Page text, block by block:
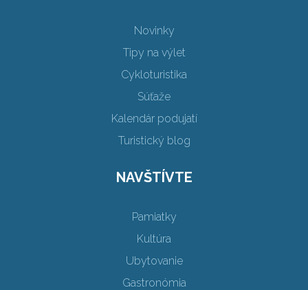
Novinky
Tipy na výlet
Cykloturistika
Súťaže
Kalendár podujatí
Turistický blog
NAVŠTÍVTE
Pamiatky
Kultúra
Ubytovanie
Gastronómia